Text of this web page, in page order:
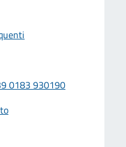
0183 930190